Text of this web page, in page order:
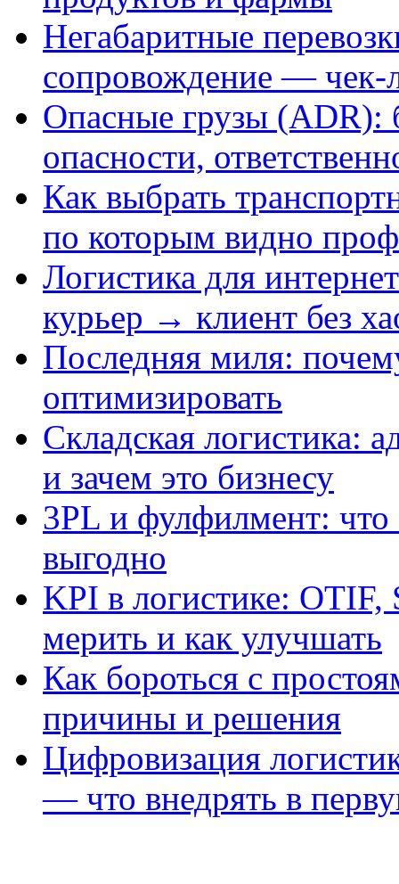
Негабаритные
сопровождение — чек-
Опасные грузы (ADR):
опасности,
Как выбрать
по которым видно
Логистика для
курьер → клиент без
Последняя миля:
оптимизировать
Складская логистика:
и зачем это бизнесу
3PL и фулфилмент: что
выгодно
KPI в логистике:
мерить и как улучшать
Как бороться с
причины и решения
Цифровизация
— что внедрять в